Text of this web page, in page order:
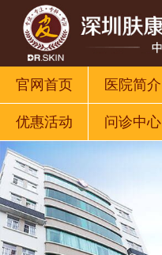
官网首页 医院简介
优惠活动 问诊中心